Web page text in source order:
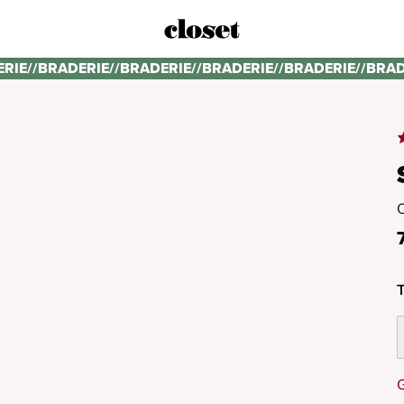
//BRADERIE//BRADERIE//BRADERIE//BRADERIE//